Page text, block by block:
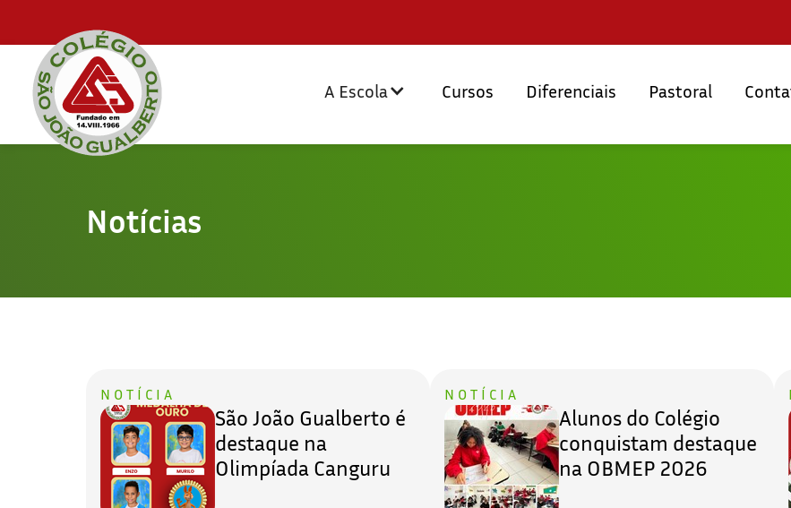
A Escola Cursos Diferenciais Pastoral
Notícias
NOTÍCIA
São João Gualberto é
destaque na
Olimpíada Canguru
NOTÍCIA
Alunos do Colégio
conquistam destaque
na OBMEP 2026